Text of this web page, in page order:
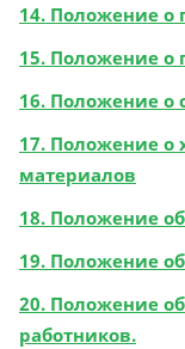
14. Положение о
15. Положение о
16. Положение о
17. Положение о
материалов
18. Положение
19. Положение
20. Положение
работников.